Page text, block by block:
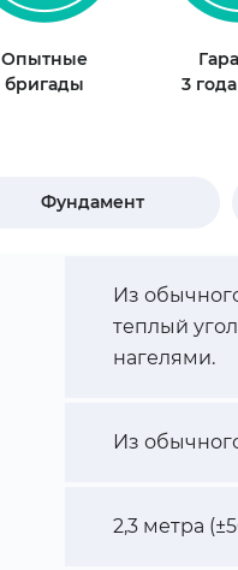
Опытные
бригады
3
Фундамент
Из
теплый
нагелями.
Из
2,3 метра